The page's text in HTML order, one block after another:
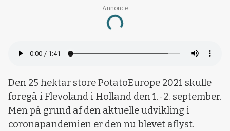
Annonce
Loading...
Den 25 hektar store PotatoEurope 2021 skulle
foregå i Flevoland i Holland den 1.-2. september.
Men på grund af den aktuelle udvikling i
coronapandemien er den nu blevet aflyst.